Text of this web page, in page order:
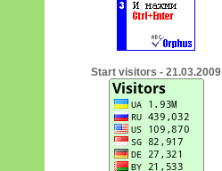
Start visitors - 21.03.2009